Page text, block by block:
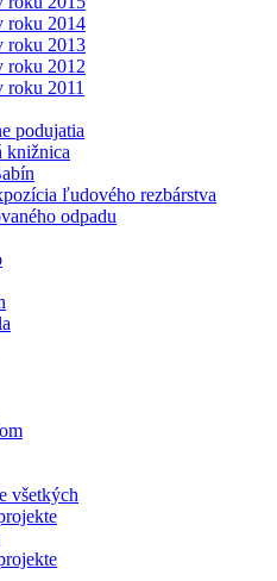
roku 2014
roku 2013
roku 2012
roku 2011
podujatia
knižnica
ľudového rezbárstva
odpadu
všetkých